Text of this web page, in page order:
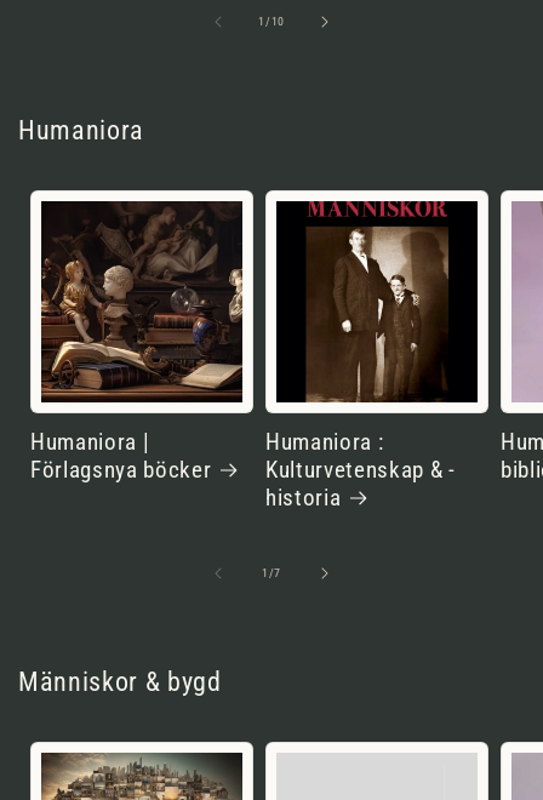
1 /av
10
Humaniora
Humaniora |
Förlagsnya böcker
Humaniora :
Kulturvetenskap & -
historia
1 /av
7
Människor & bygd